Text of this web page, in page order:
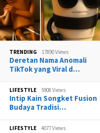
TRENDING 17890 Views
Deretan Nama Anomali
TikTok yang Viral d…
LIFESTYLE 5908 Views
Intip Kain Songket Fusion
Budaya Tradisi…
LIFESTYLE 4077 Views